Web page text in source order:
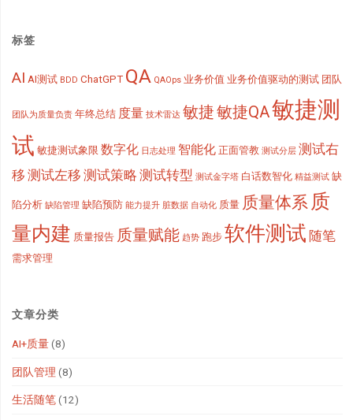
标签
AI AI测试 BDD ChatGPT QA QAOps 业务价值 业务价值驱动的测试 团队
团队为质量负责 年终总结 度量 技术雷达 敏捷敏捷QA敏捷测
试 敏捷测试象限 数字化 日志处理 智能化 正面管教 测试分层 测试右
移 测试左移 测试策略 测试转型 测试金字塔 白话数智化 精益测试 缺
陷分析 缺陷管理 缺陷预防 能力提升 脏数据 自动化 质量 质量体系 质
量内建 质量报告 质量赋能 趋势 跑步 软件测试 随笔
需求管理
文章分类
AI+质量(8)
团队管理 (8)
生活随笔(12)